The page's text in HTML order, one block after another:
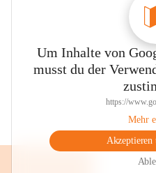
Um Inhalte von
musst du der
https://
Mehr
Akzeptieren